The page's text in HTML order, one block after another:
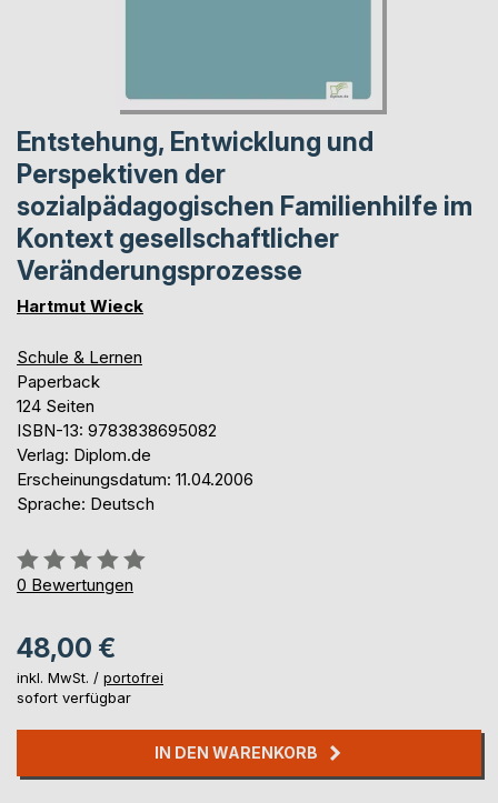
Entstehung, Entwicklung und
Perspektiven der
sozialpädagogischen Familienhilfe im
Kontext gesellschaftlicher
Veränderungsprozesse
Hartmut Wieck
Schule & Lernen
Paperback
124 Seiten
ISBN-13: 9783838695082
Verlag: Diplom.de
Erscheinungsdatum: 11.04.2006
Sprache: Deutsch
Bewertung::
0%
0 Bewertungen
48,00 €
inkl. MwSt. / portofrei
sofort verfügbar
IN DEN WARENKORB